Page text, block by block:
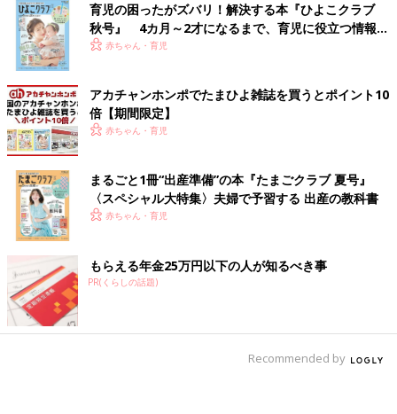
育児の困ったがズバリ！解決する本『ひよこクラブ
秋号』 4カ月～2才になるまで、育児に役立つ情報が
いっぱい！
赤ちゃん・育児
アカチャンホンポでたまひよ雑誌を買うとポイント10
倍【期間限定】
赤ちゃん・育児
まるごと1冊“出産準備”の本『たまごクラブ 夏号』
〈スペシャル大特集〉夫婦で予習する 出産の教科書
赤ちゃん・育児
もらえる年金25万円以下の人が知るべき事
PR(くらしの話題)
Recommended by